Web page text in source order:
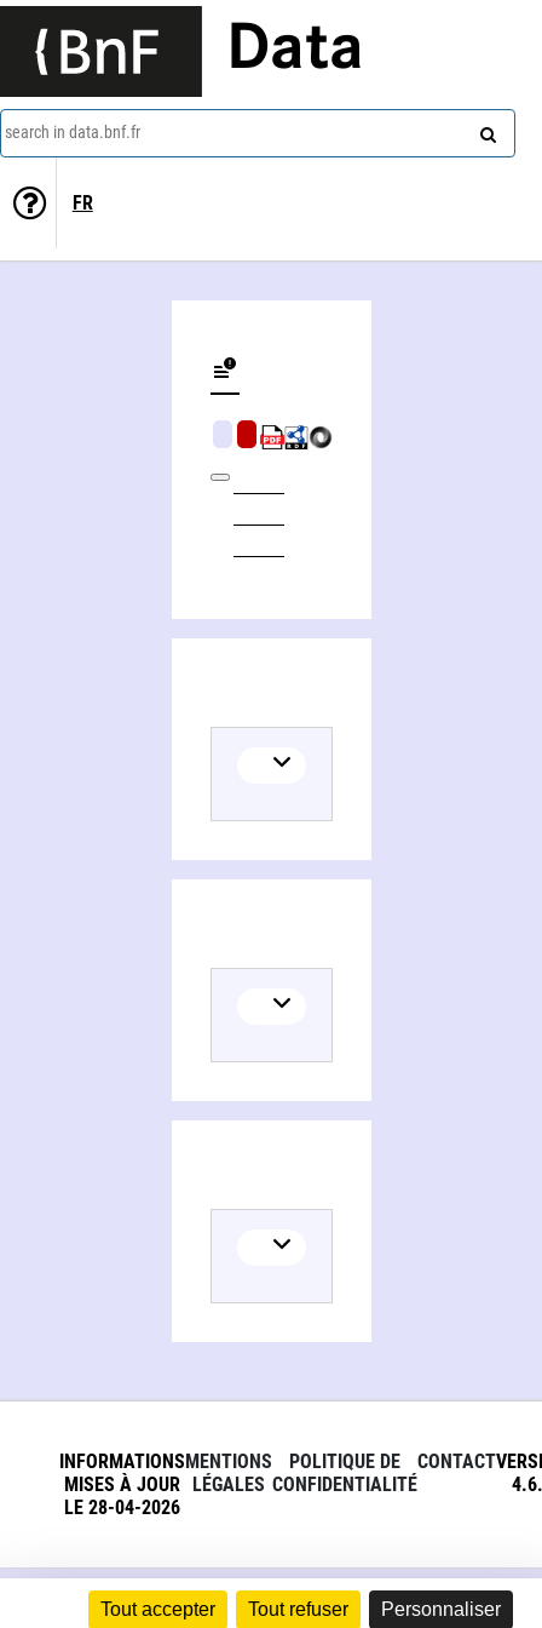
Tout accepter Tout refuser Personnaliser
Data
search in data.bnf.fr
FR
INFORMATIONS
MISES À JOUR
LE 28-04-2026
MENTIONS
LÉGALES
POLITIQUE DE
CONFIDENTIALITÉ
CONTACT